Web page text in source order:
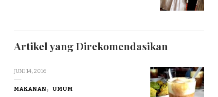
Artikel yang Direkomendasikan
JUNI 14, 2016
MAKANAN UMUM